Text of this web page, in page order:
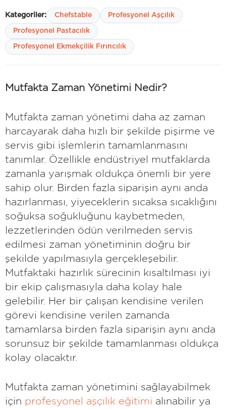
Kategoriler: Chefstable Profesyonel Aşçılık
Profesyonel Pastacılık
Profesyonel Ekmekçilik Fırıncılık
Mutfakta Zaman Yönetimi Nedir?
Mutfakta zaman yönetimi daha az zaman
harcayarak daha hızlı bir şekilde pişirme ve
servis gibi işlemlerin tamamlanmasını
tanımlar. Özellikle endüstriyel mutfaklarda
zamanla yarışmak oldukça önemli bir yere
sahip olur. Birden fazla siparişin aynı anda
hazırlanması, yiyeceklerin sıcaksa sıcaklığını
soğuksa soğukluğunu kaybetmeden,
lezzetlerinden ödün verilmeden servis
edilmesi zaman yönetiminin doğru bir
şekilde yapılmasıyla gerçekleşebilir.
Mutfaktaki hazırlık sürecinin kısaltılması iyi
bir ekip çalışmasıyla daha kolay hale
gelebilir. Her bir çalışan kendisine verilen
görevi kendisine verilen zamanda
tamamlarsa birden fazla siparişin aynı anda
sorunsuz bir şekilde tamamlanması oldukça
kolay olacaktır.
Mutfakta zaman yönetimini sağlayabilmek
için profesyonel aşçılık eğitimi alınabilir ya